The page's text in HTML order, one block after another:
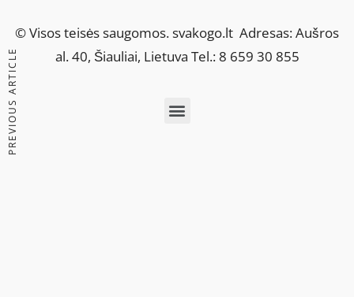
PREVIOUS ARTICLE
© Visos teisės saugomos.svakogo.lt Adresas: Aušros
al. 40, Šiauliai, Lietuva Tel.: 8 659 30 855